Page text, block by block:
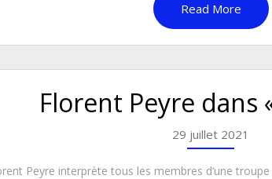
Read More
Florent Peyre dans
29 juillet 2021
Peyre interprète tous les membres d’une